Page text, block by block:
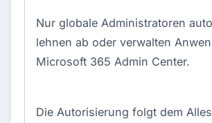
Nur globale Administratoren
lehnen ab oder verwalten
Microsoft 365 Admin Center.
Die Autorisierung folgt dem